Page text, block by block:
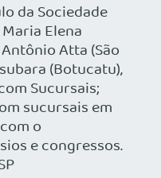
da Sociedade
Elena
Atta (São
(Botucatu),
Sucursais;
sucursais em
o
e congressos.